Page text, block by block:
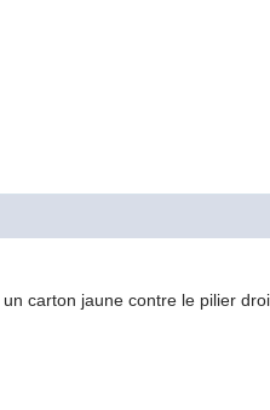
carton jaune contre le pilier